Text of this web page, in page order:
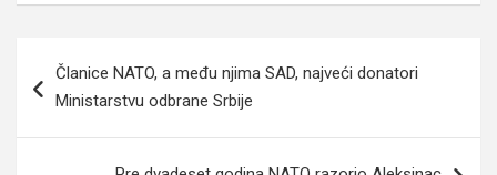
članaka
Članice NATO, a među njima SAD, najveći donatori
Ministarstvu odbrane Srbije